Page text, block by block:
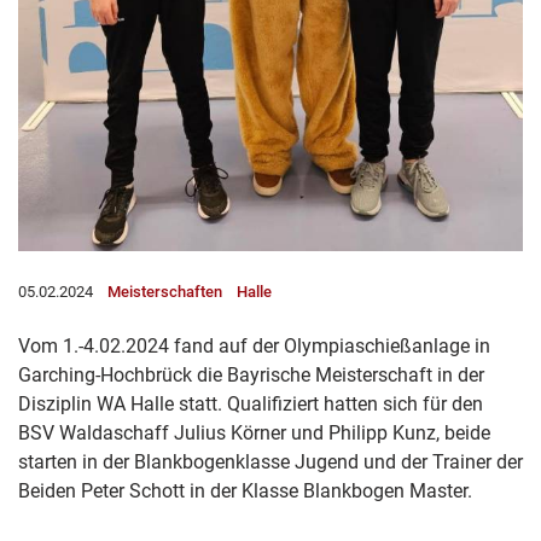
05.02.2024 Meisterschaften Halle
Vom 1.-4.02.2024 fand auf der Olympiaschießanlage in
Garching-Hochbrück die Bayrische Meisterschaft in der
Disziplin WA Halle statt. Qualifiziert hatten sich für den
BSV Waldaschaff Julius Körner und Philipp Kunz, beide
starten in der Blankbogenklasse Jugend und der Trainer der
Beiden Peter Schott in der Klasse Blankbogen Master.